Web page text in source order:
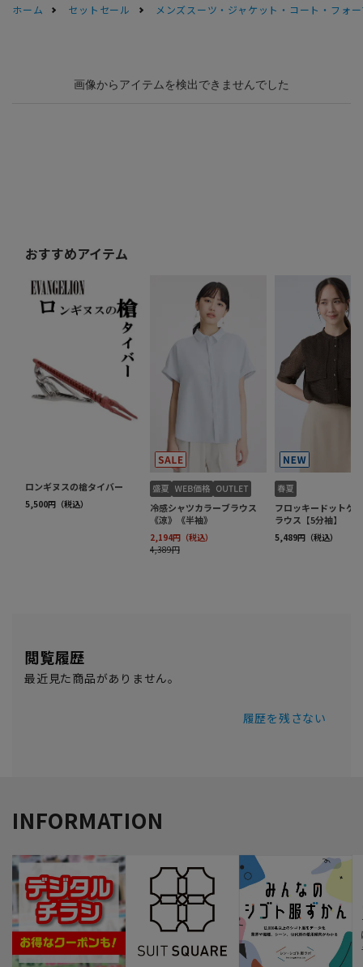
ホーム
セットセール メンズスーツ・ジャケット・コート・フォ
閲覧履歴
最近見た商品がありません。
履歴を残さない
INFORMATION